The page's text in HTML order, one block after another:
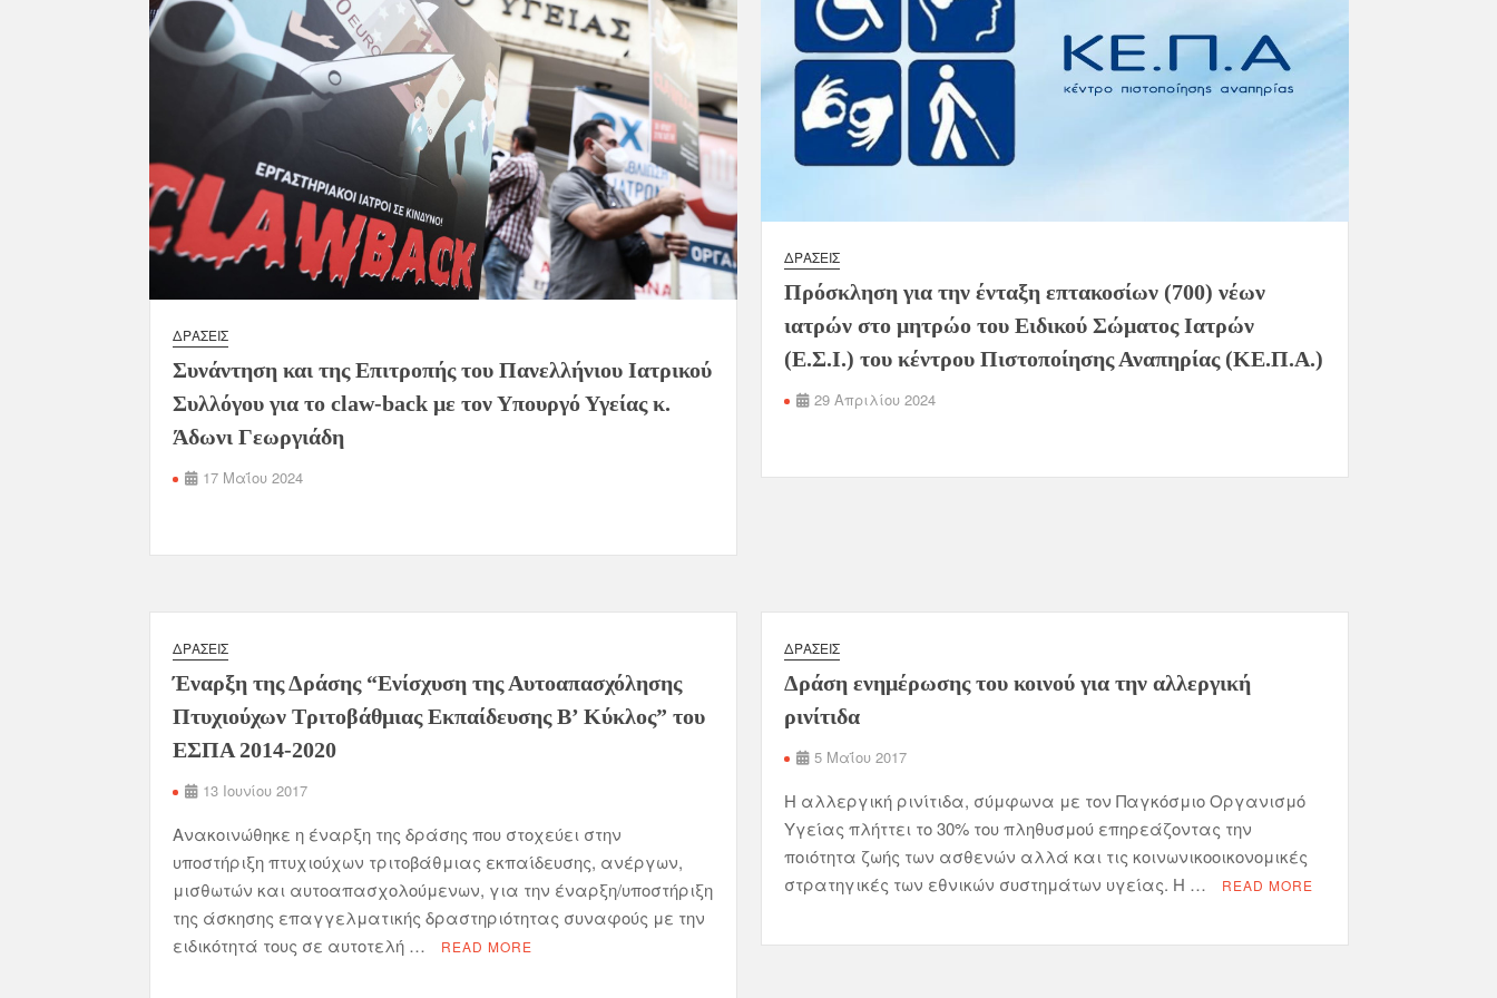
ΔΡΆΣΕΙΣ
Συνάντηση και της Επιτροπής του Πανελλήνιου Ιατρικού
Συλλόγου για το claw-back με τον Υπουργό Υγείας κ.
Άδωνι Γεωργιάδη
17 Μαΐου 2024
ΔΡΆΣΕΙΣ
Πρόσκληση για την ένταξη επτακοσίων (700) νέων
ιατρών στο μητρώο του Ειδικού Σώματος Ιατρών
(Ε.Σ.Ι.) του κέντρου Πιστοποίησης Αναπηρίας (ΚΕ.Π.Α.)
29 Απριλίου 2024
ΔΡΆΣΕΙΣ
Έναρξη της Δράσης “Ενίσχυση της Αυτοαπασχόλησης
Πτυχιούχων Τριτοβάθμιας Εκπαίδευσης Β’ Κύκλος” του
ΕΣΠΑ 2014-2020
13 Ιουνίου 2017
Ανακοινώθηκε η έναρξη της δράσης που στοχεύει στην
υποστήριξη πτυχιούχων τριτοβάθμιας εκπαίδευσης, ανέργων,
μισθωτών και αυτοαπασχολούμενων, για την έναρξη/υποστήριξη
της άσκησης επαγγελματικής δραστηριότητας συναφούς με την
ειδικότητά τους σε αυτοτελή …
READ MORE
ΔΡΆΣΕΙΣ
Δράση ενημέρωσης του κοινού για την αλλεργική
ρινίτιδα
5 Μαΐου 2017
Η αλλεργική ρινίτιδα, σύμφωνα με τον Παγκόσμιο Οργανισμό
Υγείας πλήττει το 30% του πληθυσμού επηρεάζοντας την
ποιότητα ζωής των ασθενών αλλά και τις κοινωνικοοικονομικές
στρατηγικές των εθνικών συστημάτων υγείας. Η …
READ MORE